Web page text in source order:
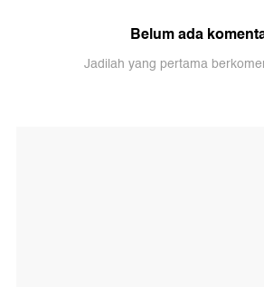
Belum ada
Jadilah yang pertama